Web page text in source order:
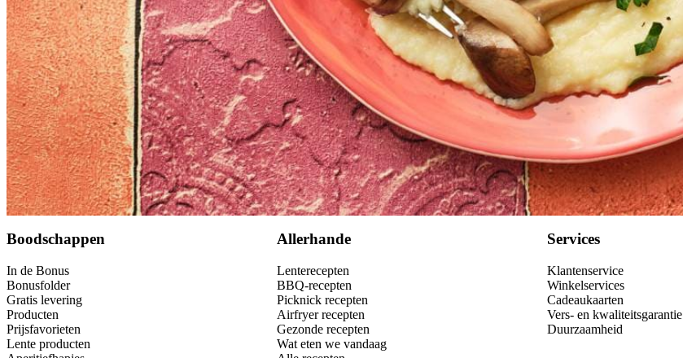
50 gongezouten roomboter
100 gItaliaanse gorgonzola 55+
Kies producten
Boodschappen
In de Bonus
Bonusfolder
Gratis levering
Producten
Prijsfavorieten
Lente producten
Allerhande
Lenterecepten
BBQ-recepten
Picknick recepten
Airfryer recepten
Gezonde recepten
Wat eten we vandaag
Services
Klantenservice
Winkelservices
Cadeaukaarten
Vers- en kwaliteitsgarantie
Duurzaamheid